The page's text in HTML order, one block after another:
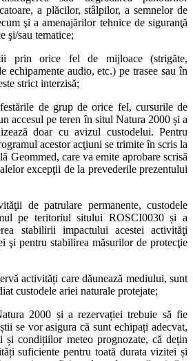
a plăcilor, stâlpilor, a semnelor de
şi a amenajărilor tehnice de siguranţă
şi/sau tematice;
prin orice fel de mijloace (strigăte,
echipamente audio, etc.) pe trasee sau în
strict interzisă;
de grup de orice fel, cursurile de
accesul pe teren în situl Natura 2000 și a
doar cu avizul custodelui. Pentru
acestor acţiuni se trimite în scris la
Geommed, care va emite aprobare scrisă
excepţii de la prevederile prezentului
de patrulare permanente, custodele
pe teritoriul sitului ROSCI0030 și a
stabilirii impactului acestei activităţi
şi pentru stabilirea măsurilor de protecţie
activități care dăunează mediului, sunt
custodele ariei naturale protejate;
2000 și a rezervației trebuie să fie
se vor asigura că sunt echipați adecvat,
și condițiilor meteo prognozate, că dețin
suficiente pentru toată durata vizitei și